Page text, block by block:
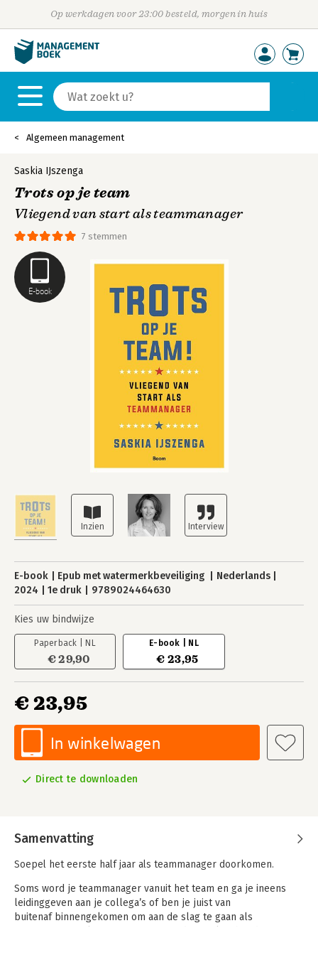
Op werkdagen voor 23:00 besteld, morgen in huis
Algemeen management
E-book
7 stemmen
Saskia IJszenga
Trots op je team
Vliegend van start als teammanager
E-book Epub met watermerkbeveiliging
Nederlands
2024
1e druk 9789024464630
Kies uw bindwijze
Paperback | NL
€ 29,90
E-book | NL
€ 23,95
€ 23,95
In winkelwagen
Direct te downloaden
Samenvatting
Soepel het eerste half jaar als teammanager doorkomen.
Soms word je teammanager vanuit het team en ga je ineens
leidinggeven aan je collega’s of ben je juist van
buitenaf binnengekomen om aan de slag te gaan als